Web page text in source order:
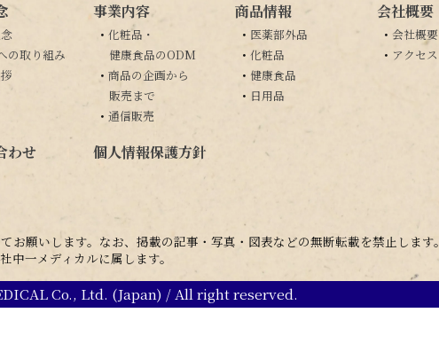
の取り組み
事業内容
・ 化粧品・
健康食品のODM
・ 商品の企画から
販売まで
・ 通信販売
商品情報
・ 医薬部外品
・ 化粧品
・ 健康食品
・ 日用品
会社概要
・ 会社概要
・ アクセス
わせ 個人情報保護方針
お願いします。なお、掲載の記事・写真・図表などの無断転載を禁止します。
中一メディカルに属します。
Co., Ltd. (Japan) / All right reserved.